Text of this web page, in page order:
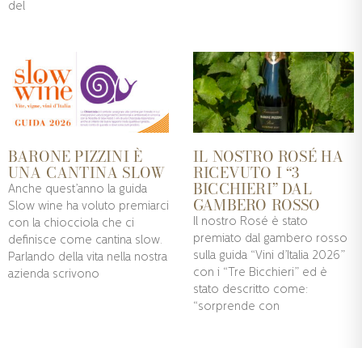
del
BARONE PIZZINI È
UNA CANTINA SLOW
Anche quest’anno la guida
Slow wine ha voluto premiarci
con la chiocciola che ci
definisce come cantina slow.
Parlando della vita nella nostra
azienda scrivono
IL NOSTRO ROSÉ HA
RICEVUTO I “3
BICCHIERI” DAL
GAMBERO ROSSO
Il nostro Rosé è stato
premiato dal gambero rosso
sulla guida “Vini d’Italia 2026”
con i “Tre Bicchieri” ed è
stato descritto come:
“sorprende con